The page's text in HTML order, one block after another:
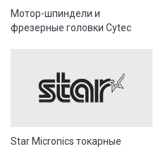
Мотор-шпиндели и
фрезерные головки Cytec
Star Micronics токарные